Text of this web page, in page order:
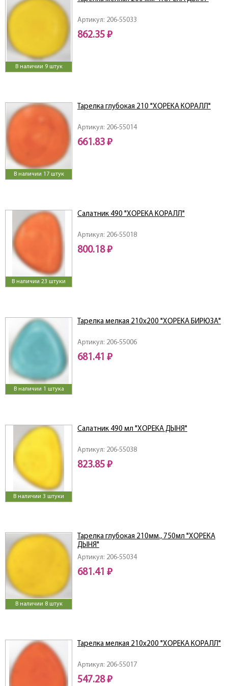
В наличии 9 штук
Артикул: 206-55033
862.35 ₽
В наличии 17 штук
Артикул: 206-55014
Тарелка глубокая 210 "ХОРЕКА КОРАЛЛ"
661.83 ₽
В наличии 23 штуки
Артикул: 206-55018
Салатник 490 "ХОРЕКА КОРАЛЛ"
800.18 ₽
В наличии 1 штука
Артикул: 206-55006
Тарелка мелкая 210х200 "ХОРЕКА БИРЮЗА"
681.41 ₽
В наличии 3 штуки
Артикул: 206-55038
Салатник 490 мл "ХОРЕКА ДЫНЯ"
823.85 ₽
В наличии 8 штук
Артикул: 206-55034
Тарелка глубокая 210мм., 750мл "ХОРЕКА
ДЫНЯ"
681.41 ₽
Артикул: 206-55017
Тарелка мелкая 210х200 "ХОРЕКА КОРАЛЛ"
547.28 ₽